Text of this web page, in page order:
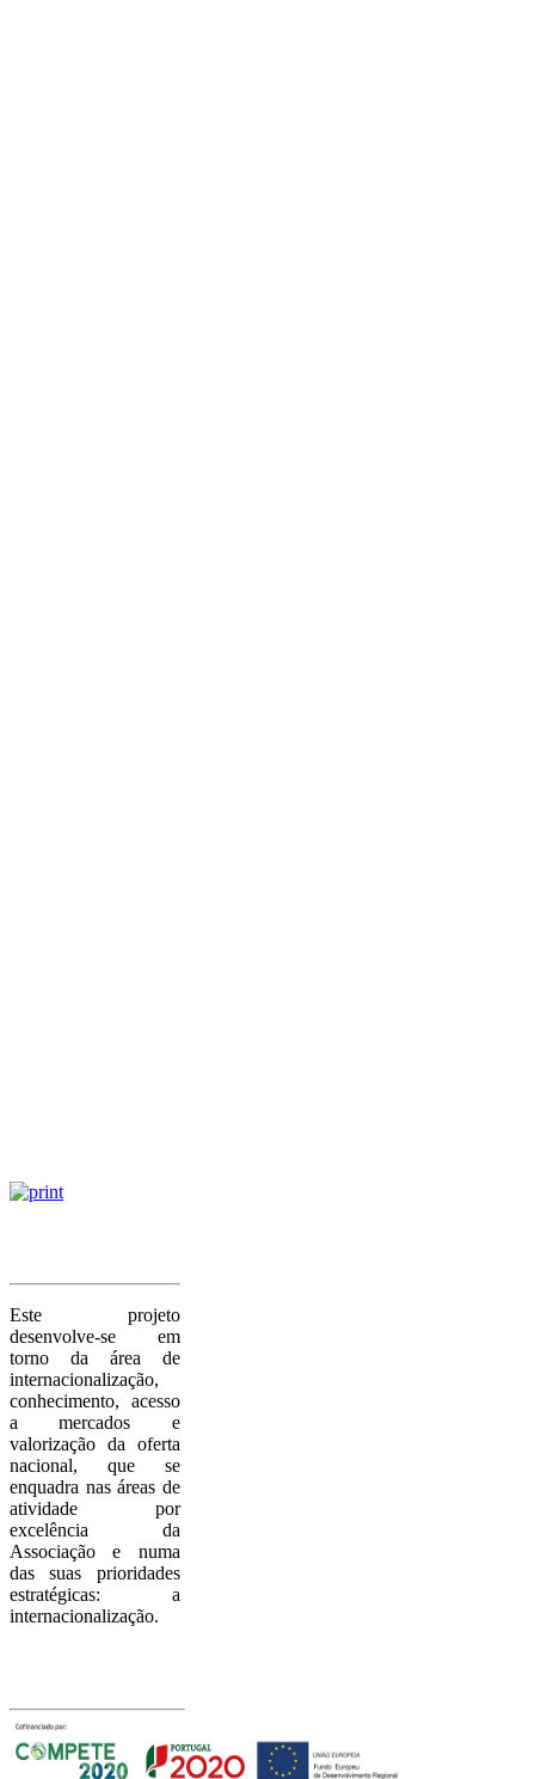
Este projeto
desenvolve-se em
torno da área de
internacionalização,
conhecimento, acesso
a mercados e
valorização da oferta
nacional, que se
enquadra nas áreas de
atividade por
excelência da
Associação e numa
das suas prioridades
estratégicas: a
internacionalização.